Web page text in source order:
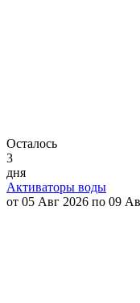
Осталось
3
дня
Активаторы воды
от 05 Авг 2026 по 09